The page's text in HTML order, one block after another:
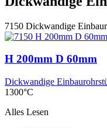
7150 Dickwandige
H 200mm D 60mm
Dickwandige
1300°C
Alles Lesen